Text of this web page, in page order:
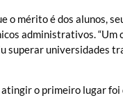
o mérito é dos alunos,
administrativos. “Um
superar universidades
o primeiro lugar